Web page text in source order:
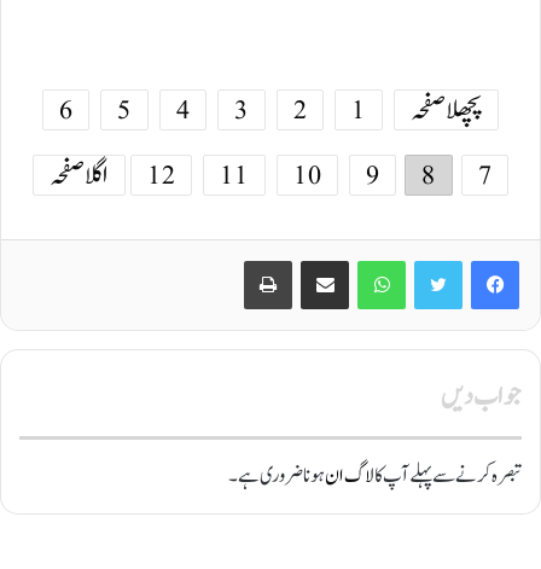
پچھلا صفحہ 1
2
3
4
5
6
7
8
9
10
11
12 اگلا صفحہ
Facebook
Twitter
WhatsApp
Share via Email
Print
جواب دیں
تبصرہ کرنے سے پہلے آپ کالاگ انہونا ضروری ہے۔